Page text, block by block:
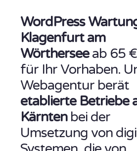
WordPress
Klagenfurt am
Wörtherseeab 65
für Ihr Vorhaben.
Webagentur berät
etablierte Betriebe
Kärntenbei der
Umsetzung von